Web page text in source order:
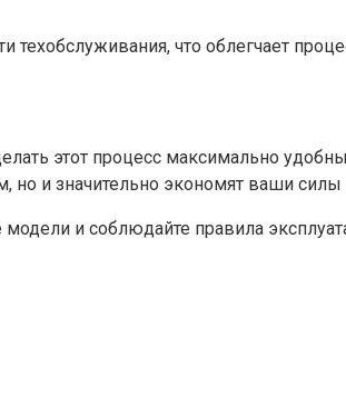
что облегчает
этот процесс максимально
но и значительно экономят ваши
и соблюдайте правила